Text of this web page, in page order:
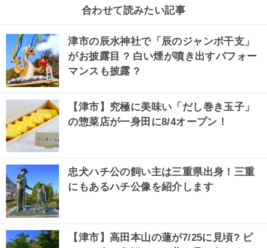
合わせて読みたい記事
津市の辰水神社で「辰のジャンボ干支」
がお披露目 ? 白い煙が噴き出すパフォー
マンスも披露 ?
【津市】究極に美味い「だし巻き玉子」
の惣菜店が一身田に8/4オープン！
忠犬ハチ公の飼い主は三重県出身！三重
にもあるハチ公像を紹介します
【津市】高田本山の蓮が7/25に見頃? ピ